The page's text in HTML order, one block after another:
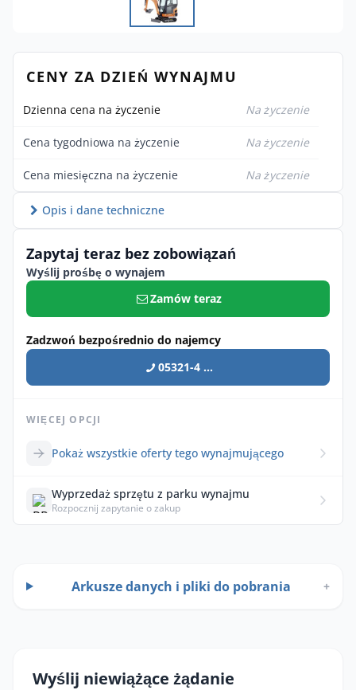
CENY ZA DZIEŃ WYNAJMU
Dzienna cena na życzenie Na życzenie
Cena tygodniowa na życzenie Na życzenie
Cena miesięczna na życzenie Na życzenie
Opis i dane techniczne
Zapytaj teraz bez zobowiązań
Wyślij prośbę o wynajem
Zamów teraz
Zadzwoń bezpośrednio do najemcy
05321-4 ...
WIĘCEJ OPCJI
Pokaż wszystkie oferty tego wynajmującego
Wyprzedaż sprzętu z parku wynajmu
Rozpocznij zapytanie o zakup
Arkusze danych i pliki do pobrania +
Wyślij niewiążące żądanie